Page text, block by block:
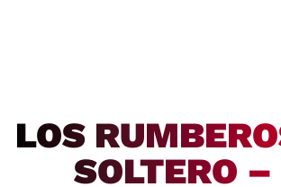
LOS
SOLTERO